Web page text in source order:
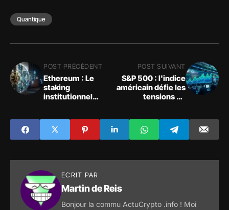
Quantique
POST PRÉCÉDENT
Ethereum : Le
staking
institutionnel
attentiste
POST SUIVANT
S&P 500 : l'indice
américain défie les
tensions de
ECRIT PAR
Martin de Reis
Bonjour la commu ActuCrypto .info ! Moi